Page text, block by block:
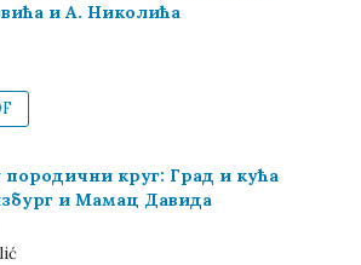
и А. Николића
породични круг: Град и кућа
и Мамац Давида